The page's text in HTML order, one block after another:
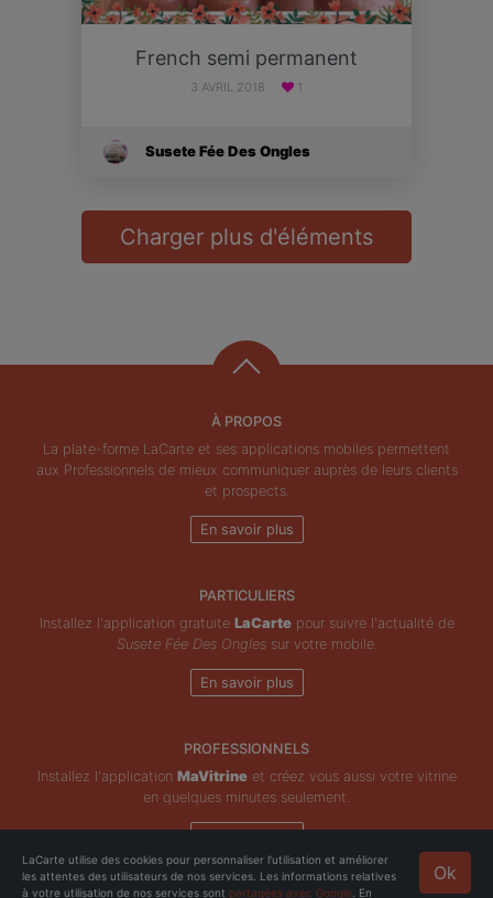
French semi permanent
3 AVRIL 2018 1
Susete Fée Des Ongles
Charger plus d'éléments
À PROPOS
La plate-forme LaCarte et ses applications mobiles permettent
aux Professionnels de mieux communiquer auprès de leurs clients
et prospects.
En savoir plus
PARTICULIERS
Installez l'application gratuite LaCartepour suivre l'actualité de
Susete Fée Des Onglessur votre mobile.
En savoir plus
PROFESSIONNELS
Installez l'application MaVitrineet créez vous aussi votre vitrine
en quelques minutes seulement.
En savoir plus
Copyright © ZeMAP 2026 - Tous droits réservés. Ok
LaCarte utilise des cookies pour personnaliser l'utilisation et améliorer
les attentes des utilisateurs de nos services. Les informations relatives
à votre utilisation de nos services sont partagées avec Google . En